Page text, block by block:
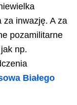
za inwazję. A za
pozamilitarne
np.
Białego